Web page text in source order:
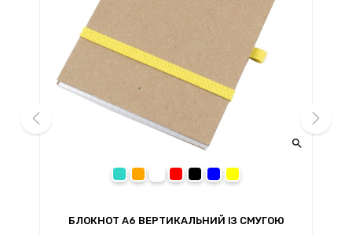

БЛОКНОТ A6 ВЕРТИКАЛЬНИЙ ІЗ СМУГОЮ